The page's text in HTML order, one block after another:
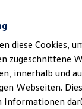
unterwegs
Zuhause
finden
diese Cookies,
zugeschnittene
innerhalb und
Webseiten.
Informationen